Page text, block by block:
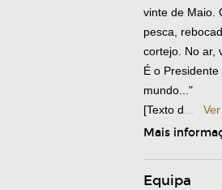
vinte de Maio.
pesca,
cortejo. No ar,
É o
mundo..."
[Texto d
Mais
Equipa